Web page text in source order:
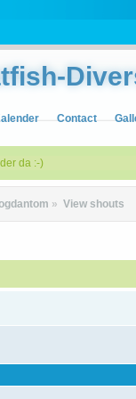
Contact
da :-)
» View shouts